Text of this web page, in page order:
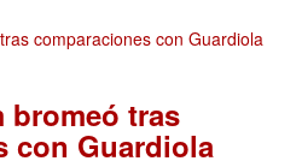
bromeó tras
con Guardiola